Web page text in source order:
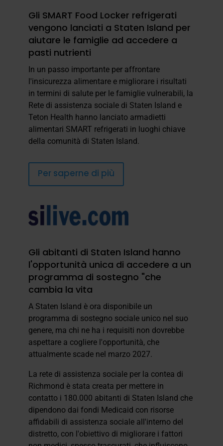
Gli SMART Food Locker refrigerati
vengono lanciati a Staten Island per
aiutare le famiglie ad accedere a
pasti nutrienti
In un passo importante per affrontare
l'insicurezza alimentare e migliorare i risultati
in termini di salute per le famiglie vulnerabili, la
Rete di assistenza sociale di Staten Island e
Teton Health hanno lanciato armadietti
alimentari SMART refrigerati in luoghi chiave
della comunità di Staten Island.
Per saperne di più
Gli abitanti di Staten Island hanno
l'opportunità unica di accedere a un
programma di sostegno "che
cambia la vita
A Staten Island è ora disponibile un
programma di sostegno sociale unico nel suo
genere, ma chi ne ha i requisiti non dovrebbe
aspettare a cogliere l'opportunità, che
attualmente scade nel marzo 2027.
La rete di assistenza sociale per la contea di
Richmond è stata creata per mettere in
contatto i 180.000 abitanti di Staten Island che
dipendono dai fondi Medicaid con risorse
affidabili di assistenza sociale all'interno del
distretto, con l'obiettivo di migliorare i fattori